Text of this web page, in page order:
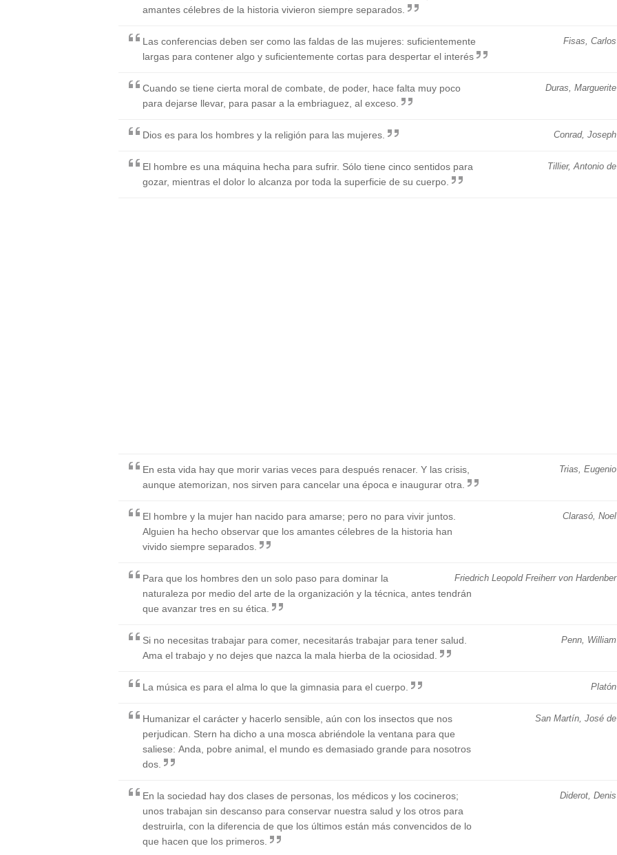
amantes célebres de la historia vivieron siempre separados.
Fisas, Carlos
Las conferencias deben ser como las faldas de las mujeres: suficientemente
largas para contener algo y suficientemente cortas para despertar el interés
Duras, Marguerite
Cuando se tiene cierta moral de combate, de poder, hace falta muy poco
para dejarse llevar, para pasar a la embriaguez, al exceso.
Conrad, Joseph
Dios es para los hombres y la religión para las mujeres.
Tillier, Antonio de
El hombre es una máquina hecha para sufrir. Sólo tiene cinco sentidos para
gozar, mientras el dolor lo alcanza por toda la superficie de su cuerpo.
Trias, Eugenio
En esta vida hay que morir varias veces para después renacer. Y las crisis,
aunque atemorizan, nos sirven para cancelar una época e inaugurar otra.
Clarasó, Noel
El hombre y la mujer han nacido para amarse; pero no para vivir juntos.
Alguien ha hecho observar que los amantes célebres de la historia han
vivido siempre separados.
Friedrich Leopold Freiherr von Hardenber
Para que los hombres den un solo paso para dominar la
naturaleza por medio del arte de la organización y la técnica, antes tendrán
que avanzar tres en su ética.
Penn, William
Si no necesitas trabajar para comer, necesitarás trabajar para tener salud.
Ama el trabajo y no dejes que nazca la mala hierba de la ociosidad.
Platón
La música es para el alma lo que la gimnasia para el cuerpo.
San Martín, José de
Humanizar el carácter y hacerlo sensible, aún con los insectos que nos
perjudican. Stern ha dicho a una mosca abriéndole la ventana para que
saliese: Anda, pobre animal, el mundo es demasiado grande para nosotros
dos.
Diderot, Denis
En la sociedad hay dos clases de personas, los médicos y los cocineros;
unos trabajan sin descanso para conservar nuestra salud y los otros para
destruirla, con la diferencia de que los últimos están más convencidos de lo
que hacen que los primeros.